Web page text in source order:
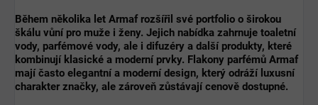
Během několika let Armaf rozšířil své portfolio o širokou
škálu vůnípro muže i ženy. Jejich nabídka zahrnuje toaletní
vody, parfémové vody, ale i difuzéry a další produkty, které
kombinují klasické a moderní prvky. Flakony parfémů Armaf
mají často elegantní a moderní design, který odráží luxusní
charakter značky, ale zároveň zůstávají cenově dostupné.